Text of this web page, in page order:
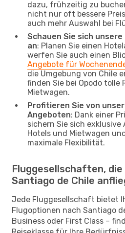
dazu, frühzeitig zu
nicht nur oft bessere
auch mehr Auswahl bei
Schauen Sie sich
an: Planen Sie einen
werfen Sie auch einen
Angebote für
die Umgebung von Chile
finden Sie bei Opodo tolle
Mietwagen.
Profitieren Sie von
Angeboten: Dank einer
sichern Sie sich
Hotels und Mietwagen
maximale Flexibilität.
Fluggesellschaften,
Santiago de Chile
Jede Fluggesellschaft bietet
Flugoptionen nach Santiago
Business oder First Class –